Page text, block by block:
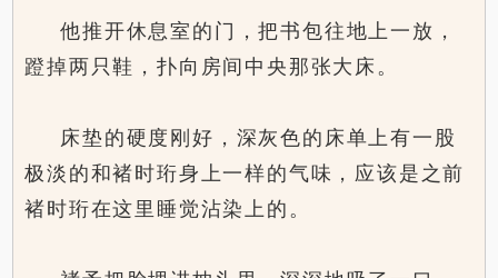
他推开休息室的门，把书包往地上一放，
蹬掉两只鞋，扑向房间中央那张大床。
床垫的硬度刚好，深灰色的床单上有一股
极淡的和褚时珩身上一样的气味，应该是之前
褚时珩在这里睡觉沾染上的。